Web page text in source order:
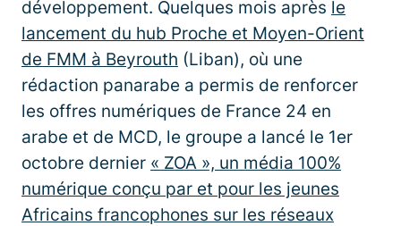
développement. Quelques mois après le
lancement du hub Proche et Moyen-Orient
de FMM à Beyrouth (Liban), où une
rédaction panarabe a permis de renforcer
les offres numériques de France 24 en
arabe et de MCD, le groupe a lancé le 1er
octobre dernier « ZOA », un média 100%
numérique conçu par et pour les jeunes
Africains francophones sur les réseaux